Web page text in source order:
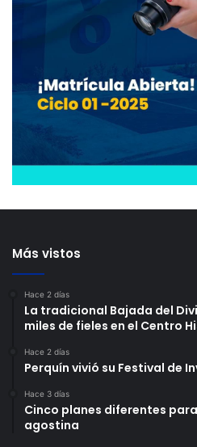
Más vistos
Hace 2 días
La tradicional Bajada del
miles de fieles en el Centro
Hace 2 días
Perquín vivió su Festival de
Hace 3 días
Cinco planes diferentes
agostina